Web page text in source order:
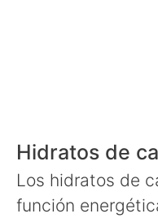
Hidratos de
Los hidratos de
función